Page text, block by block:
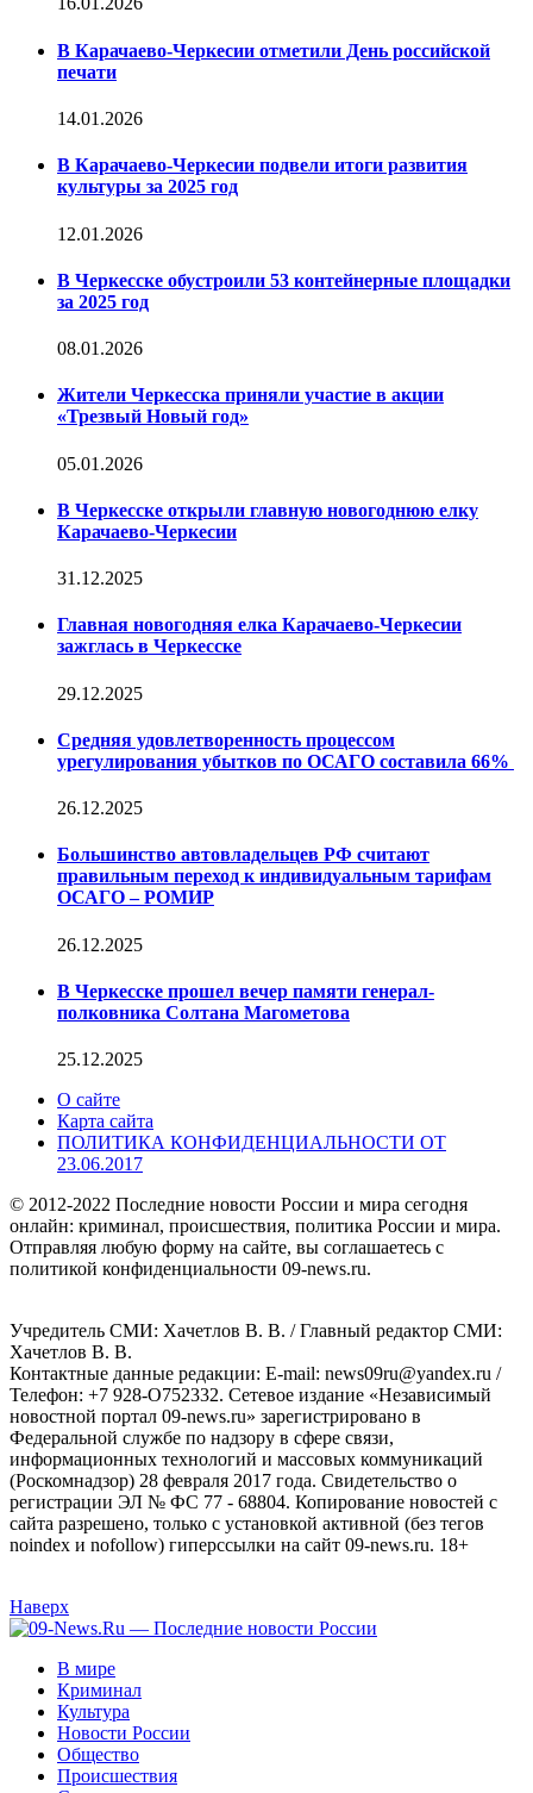
В Карачаево-Черкесии отметили День российской
печати
14.01.2026
В Карачаево-Черкесии подвели итоги развития
культуры за 2025 год
12.01.2026
В Черкесске обустроили 53 контейнерные площадки
за 2025 год
08.01.2026
Жители Черкесска приняли участие в акции
«Трезвый Новый год»
05.01.2026
В Черкесске открыли главную новогоднюю елку
Карачаево-Черкесии
31.12.2025
Главная новогодняя елка Карачаево-Черкесии
зажглась в Черкесске
29.12.2025
Средняя удовлетворенность процессом
урегулирования убытков по ОСАГО составила 66%
26.12.2025
Большинство автовладельцев РФ считают
правильным переход к индивидуальным тарифам
ОСАГО – РОМИР
26.12.2025
В Черкесске прошел вечер памяти генерал-
полковника Солтана Магометова
25.12.2025
О сайте
Карта сайта
ПОЛИТИКА КОНФИДЕНЦИАЛЬНОСТИ ОТ
23.06.2017
© 2012-2022 Последние новости России и мира сегодня
онлайн: криминал, происшествия, политика России и мира.
Отправляя любую форму на сайте, вы соглашаетесь с
политикой конфиденциальности 09-news.ru.
Учредитель СМИ: Хaчeтлoв B. B. / Главный редактор СМИ:
Хaчeтлoв B. B.
Контактные данные редакции: E-mail: news09ru@yandex.ru /
Телефон: +7 928-O752332. Сетевое издание «Независимый
новостной портал 09-news.ru» зарегистрировано в
Федеральной службе по надзору в сфере связи,
информационных технологий и массовых коммуникаций
(Роскомнадзор) 28 февраля 2017 года. Свидетельство о
регистрации ЭЛ № ФС 77 - 68804. Копирование новостей с
сайта разрешено, только с установкой активной (без тегов
noindex и nofollow) гиперссылки на сайт 09-news.ru. 18+
Наверх
В мире
Криминал
Культура
Новости России
Общество
Происшествия